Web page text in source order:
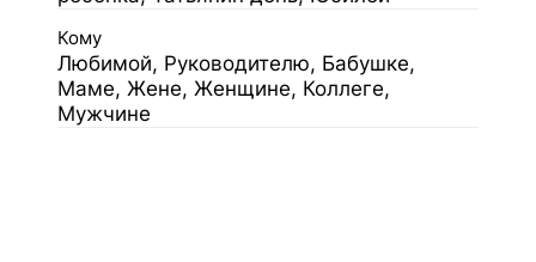
Кому
Любимой, Руководителю, Бабушке,
Маме, Жене, Женщине, Коллеге,
Мужчине